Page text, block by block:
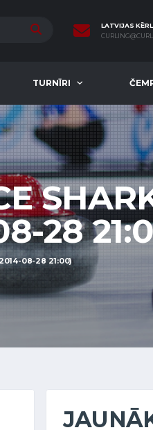
LATVIJAS
TURNĪRI
28
08-28 21:00)